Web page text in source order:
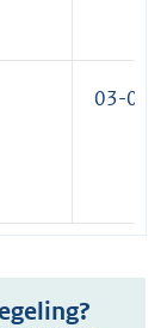
03-02-